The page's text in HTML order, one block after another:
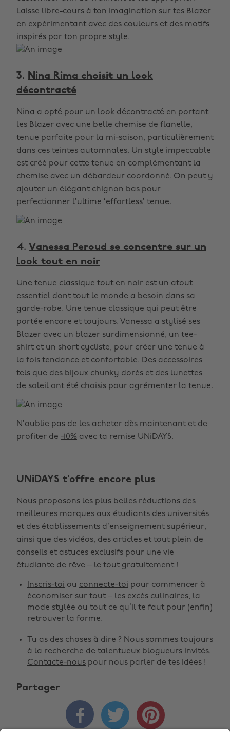
Laisse libre-cours à ton imagination sur tes Blazer
en expérimentant avec des couleurs et des motifs
inspirés par ton propre style.
3. Nina Rima choisit un look
décontracté
Nina a opté pour un look décontracté en portant
les Blazer avec une belle chemise de flanelle,
tenue parfaite pour la mi-saison, particulièrement
dans ces teintes automnales. Un style impeccable
est créé pour cette tenue en complémentant la
chemise avec un débardeur coordonné. On peut y
ajouter un élégant chignon bas pour
perfectionner l’ultime ‘effortless’ tenue.
4. Vanessa Peroud se concentre sur un
look tout en noir
Une tenue classique tout en noir est un atout
essentiel dont tout le monde a besoin dans sa
garde-robe. Une tenue classique qui peut être
portée encore et toujours. Vanessa a stylisé ses
Blazer avec un blazer surdimensionné, un tee-
shirt et un short cycliste, pour créer une tenue à
la fois tendance et confortable. Des accessoires
tels que des bijoux chunky dorés et des lunettes
de soleil ont été choisis pour agrémenter la tenue.
N’oublie pas de les acheter dès maintenant et de
profiter de -10% avec ta remise UNiDAYS.
UNiDAYS t’offre encore plus
Nous proposons les plus belles réductions des
meilleures marques aux étudiants des universités
et des établissements d’enseignement supérieur,
ainsi que des vidéos, des articles et tout plein de
conseils et astuces exclusifs pour une vie
étudiante de rêve – le tout gratuitement !
Inscris-toi ou connecte-toi pour commencer à
économiser sur tout – les excès culinaires, la
mode stylée ou tout ce qu’il te faut pour (enfin)
retrouver la forme.
Tu as des choses à dire ? Nous sommes toujours
à la recherche de talentueux blogueurs invités.
Contacte-nous pour nous parler de tes idées !
Partager
  
Modifier la région
Australia
Belgique
Brasil
Deutschland
España
France
Norge
Österreich
South Korea
Suomi